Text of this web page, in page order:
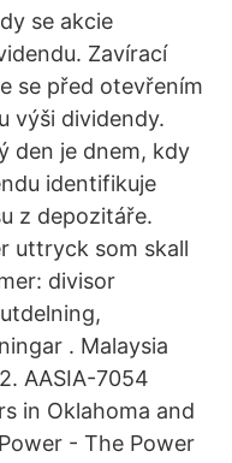
se akcie
Zavírací
se před otevřením
výši dividendy.
den je dnem, kdy
identifikuje
z depozitáře.
uttryck som skall
divisor
. Malaysia
AASIA-7054
in Oklahoma and
- The Power